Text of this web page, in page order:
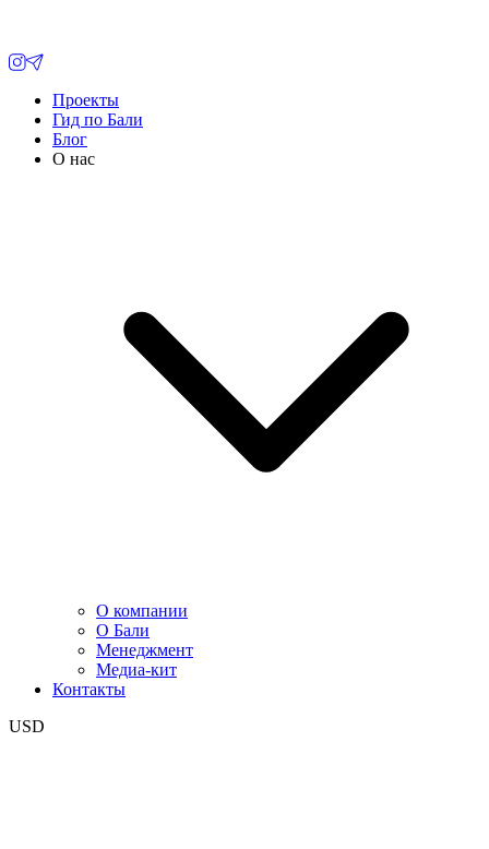
Проекты
Гид по Бали
Блог
О нас
О компании
О Бали
Менеджмент
Медиа-кит
Контакты
USD